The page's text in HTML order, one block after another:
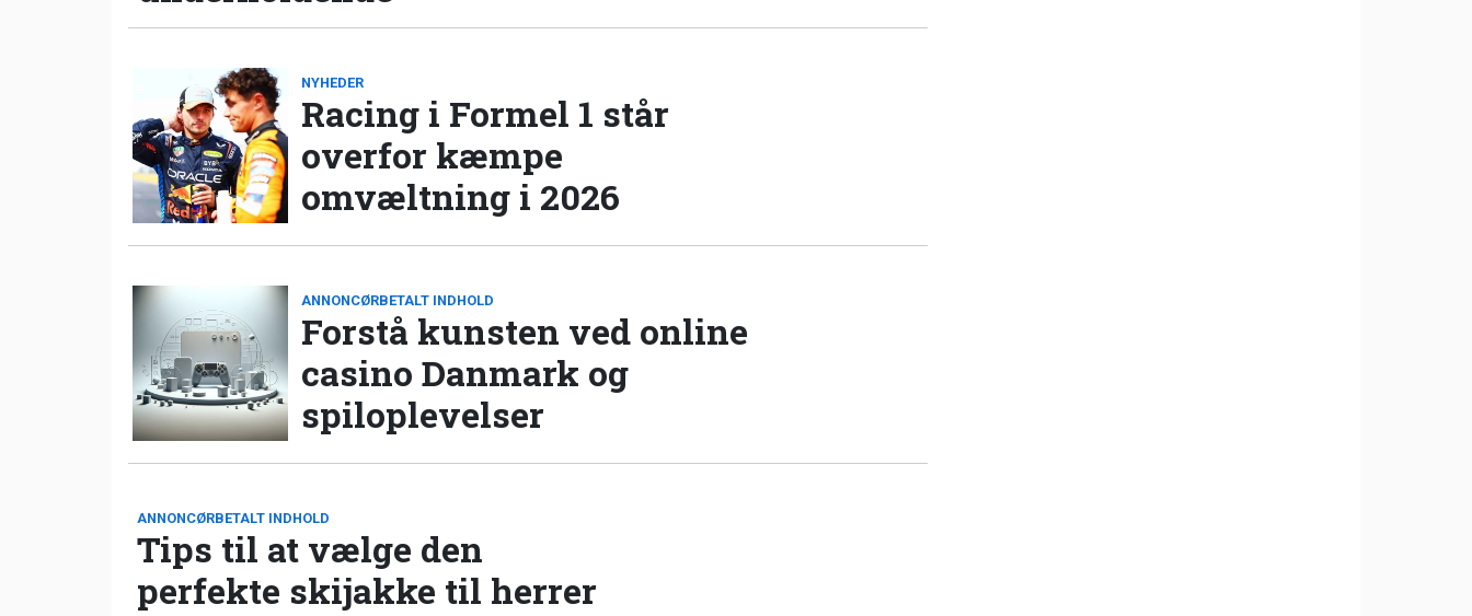
NYHEDER
Racing i Formel 1 står
overfor kæmpe
omvæltning i 2026
ANNONCØRBETALT INDHOLD
Forstå kunsten ved online
casino Danmark og
spiloplevelser
ANNONCØRBETALT INDHOLD
Tips til at vælge den
perfekte skijakke til herrer